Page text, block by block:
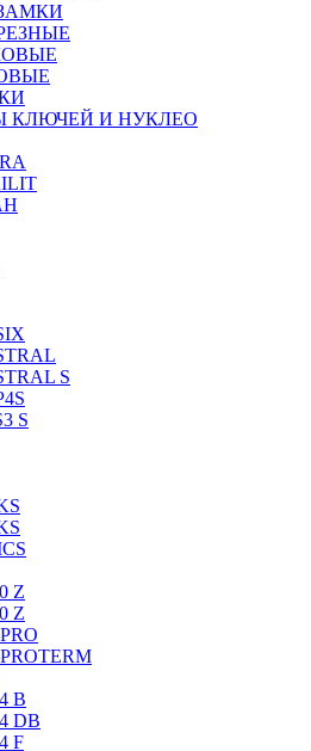
КЛЮЧЕЙ И НУКЛЕО
S
S
Z
Z
B
DB
F